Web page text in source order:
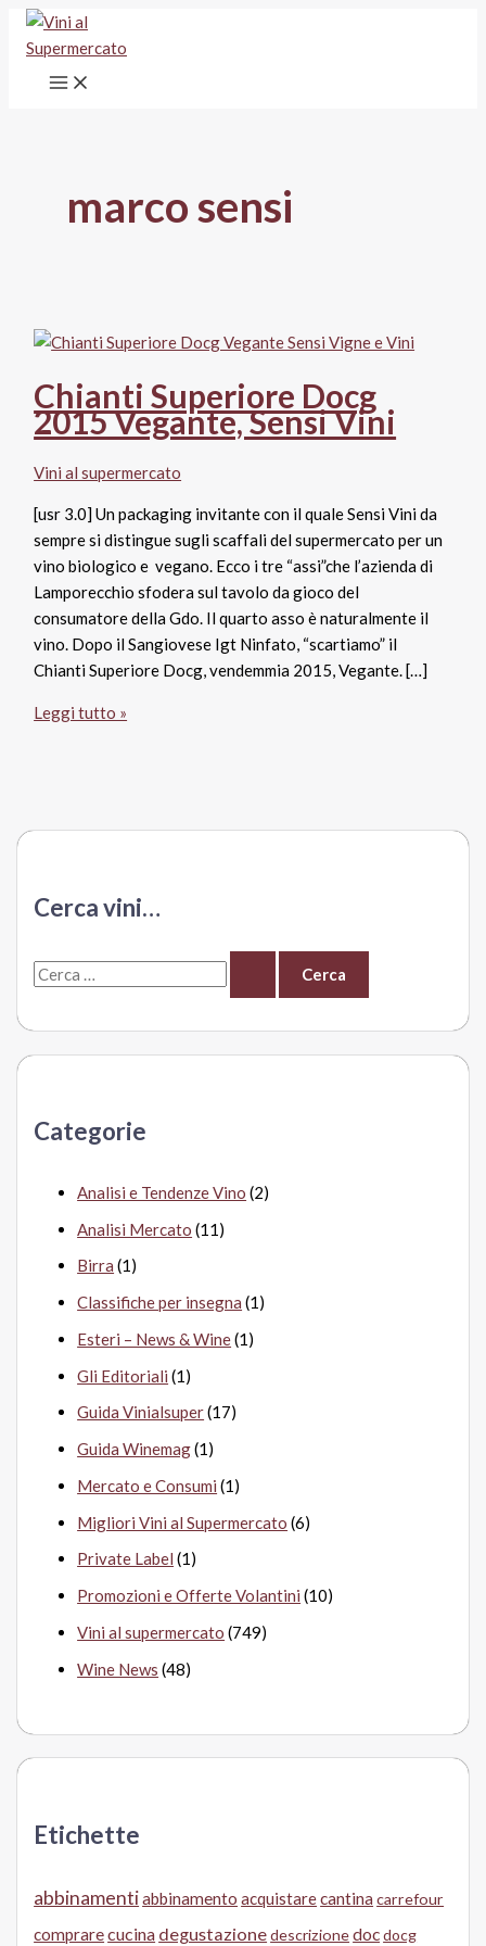
Vai
contenuto
marco sensi
Chianti Superiore Docg
2015 Vegante, Sensi Vini
Vini al supermercato
[usr 3.0] Un packaging invitante con il quale Sensi Vini da
sempre si distingue sugli scaffali del supermercato per un
vino biologico e vegano. Ecco i tre “assi”che l’azienda di
Lamporecchio sfodera sul tavolo da gioco del
consumatore della Gdo. Il quarto asso è naturalmente il
vino. Dopo il Sangiovese Igt Ninfato, “scartiamo” il
Chianti Superiore Docg, vendemmia 2015, Vegante. […]
Chianti
Leggi tutto »
Cerca vini…
C
r
:Categorie
Analisi e Tendenze Vino (2)
Analisi Mercato (11)
Birra (1)
Classifiche per insegna (1)
Esteri – News & Wine(1)
Gli Editoriali (1)
Guida Vinialsuper(17)
Guida Winemag(1)
Mercato e Consumi (1)
Migliori Vini al Supermercato (6)
Private Label (1)
Promozioni e Offerte Volantini (10)
Vini al supermercato (749)
Wine News (48)
Etichette
abbinamentiabbinamento acquistarecantina carrefour
comprarecucina degustazionedescrizionedocdocg